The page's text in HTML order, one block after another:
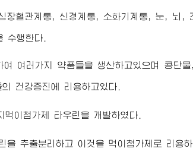
장혈관계통, 신경계통, 소화기계통, 눈, 뇌,
수행한다.
여러가지 약품들을 생산하고있으며 콩단
건강증진에 리용하고있다.
이첨가제 타우린을 개발하였다.
추출분리하고 이것을 먹이첨가제로 리용하